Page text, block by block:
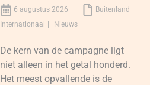
6 augustus 2026
Buitenland
Internationaal
Nieuws
De kern van de campagne ligt
niet alleen in het getal honderd.
Het meest opvallende is de